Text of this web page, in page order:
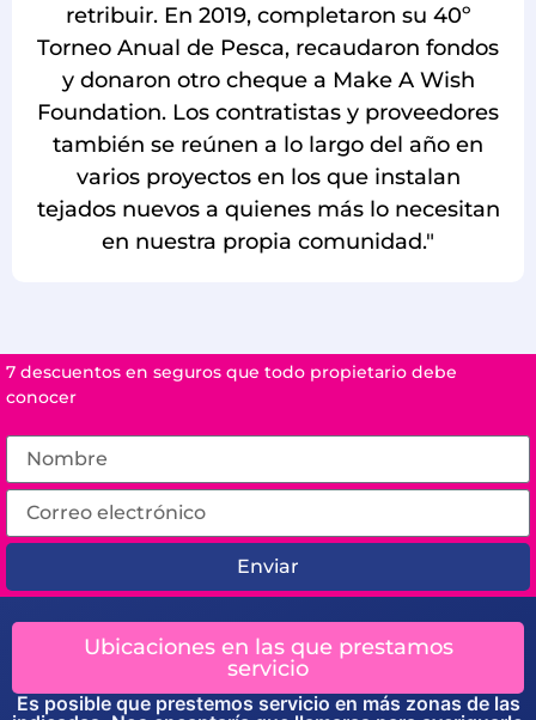
retribuir. En 2019, completaron su 40º
Torneo Anual de Pesca, recaudaron fondos
y donaron otro cheque a Make A Wish
Foundation. Los contratistas y proveedores
también se reúnen a lo largo del año en
varios proyectos en los que instalan
tejados nuevos a quienes más lo necesitan
en nuestra propia comunidad."
7 descuentos en seguros que todo propietario debe
conocer
Enviar
Ubicaciones en las que prestamos
servicio
Es posible que prestemos servicio en más zonas de las